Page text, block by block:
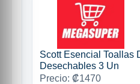
Scott Esencial Toallas
Desechables 3 Un
Precio: ₡1470